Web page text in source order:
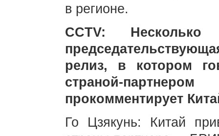
в регионе.
CCTV:
релиз, в котором
страной-
прокомментирует
Го Цзякунь: Китай